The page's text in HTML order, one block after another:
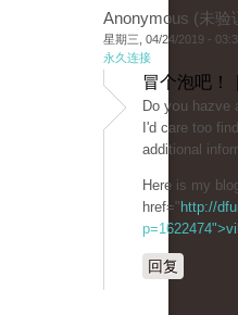
Anonymous (未验
星期三, 04/24/2019 -
永久连接
冒个泡吧！
Do yօu hazve
I'd care toο
additional
Here is my
href=" http://
回复